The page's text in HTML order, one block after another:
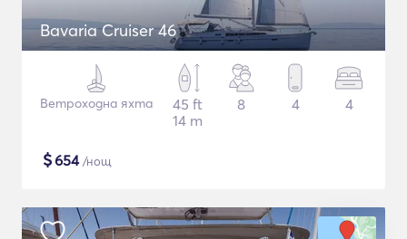
Bavaria Cruiser 46
Ветроходна яхта
45 ft
14 m
8 4 4
$654/нощ